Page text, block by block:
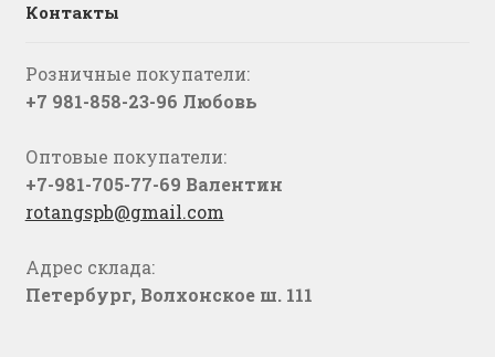
Контакты
Розничные покупатели:
+7 981-858-23-96 Любовь
Оптовые покупатели:
+7-981-705-77-69 Валентин
rotangspb@gmail.com
Адрес склада:
Петербург, Волхонское ш. 111